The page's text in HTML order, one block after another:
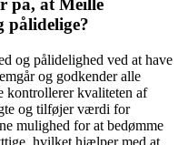
på, at Meille
pålidelige?
og pålidelighed ved at have
og godkender alle
kontrollerer kvaliteten af
og tilføjer værdi for
mulighed for at bedømme
hvilket hjælper med at